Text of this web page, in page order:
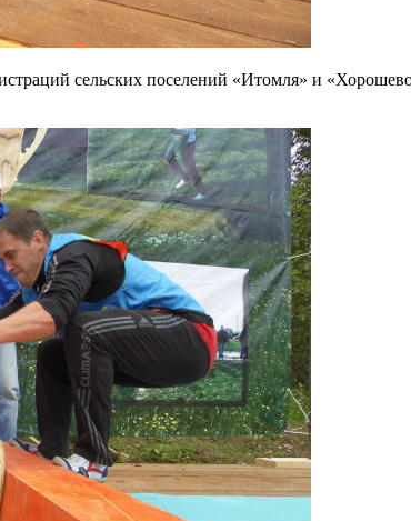
сельских поселений «Итомля» и